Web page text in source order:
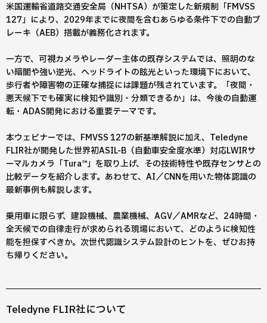
米国運輸省道路交通安全局（NHTSA）が策定した新規制「FMVSS
127」により、2029年までに夜間を含むあらゆる条件下での自動ブ
レーキ（AEB）搭載が義務化されます。
一方で、可視カメラやレーダー主体の既存システムでは、照明のな
い暗闇や強い逆光、ヘッドライトの眩光といった環境下において、
歩行者や障害物の正確な捕捉には課題が残されています。「夜間・
悪天候下でも確実に検知や識別・分類できるか」は、今後の自動運
転・ADAS開発における重要テーマです。
本ウェビナーでは、FMVSS 127の新基準解説に加え、Teledyne
FLIR社が開発した世界初ASIL-B（自動車安全度水準）対応LWIRサ
ーマルカメラ「Tura™」を取り上げ、その技術特性や既存センサとの
比較データを紹介します。あわせて、AI／CNNを用いた物体認識の
最新事例も解説します。
乗用車に限らず、建設機械、農業機械、AGV／AMRなど、24時間・
全天候での自律走行が求められる現場において、どのように検知性
能を担保すべきか。次世代認識システム設計のヒントを、ぜひお持
ち帰りください。
Teledyne FLIR社について